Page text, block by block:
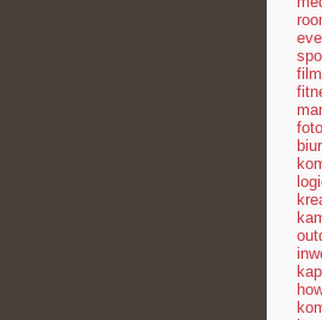
how